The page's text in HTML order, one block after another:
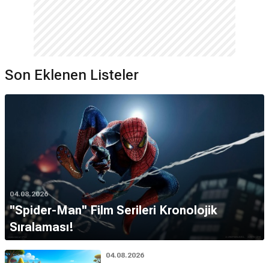
Son Eklenen Listeler
04.08.2026
''Spider-Man'' Film Serileri Kronolojik
Sıralaması!
04.08.2026